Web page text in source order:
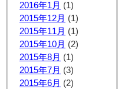
2016年1月 (1)
2015年12月 (1)
2015年11月 (1)
2015年10月 (2)
2015年8月 (1)
2015年7月 (3)
2015年6月 (2)